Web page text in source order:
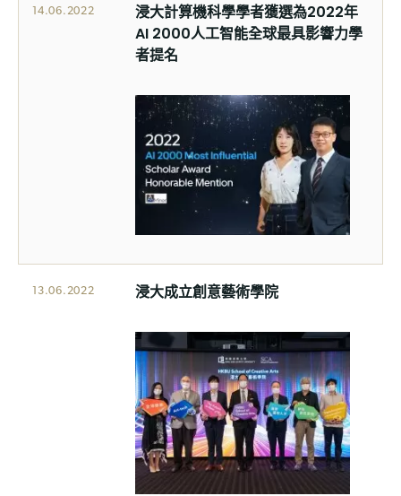
14.06.2022
浸大計算機科學學者獲選為2022年
AI 2000人工智能全球最具影響力學
者提名
13.06.2022 浸大成立創意藝術學院